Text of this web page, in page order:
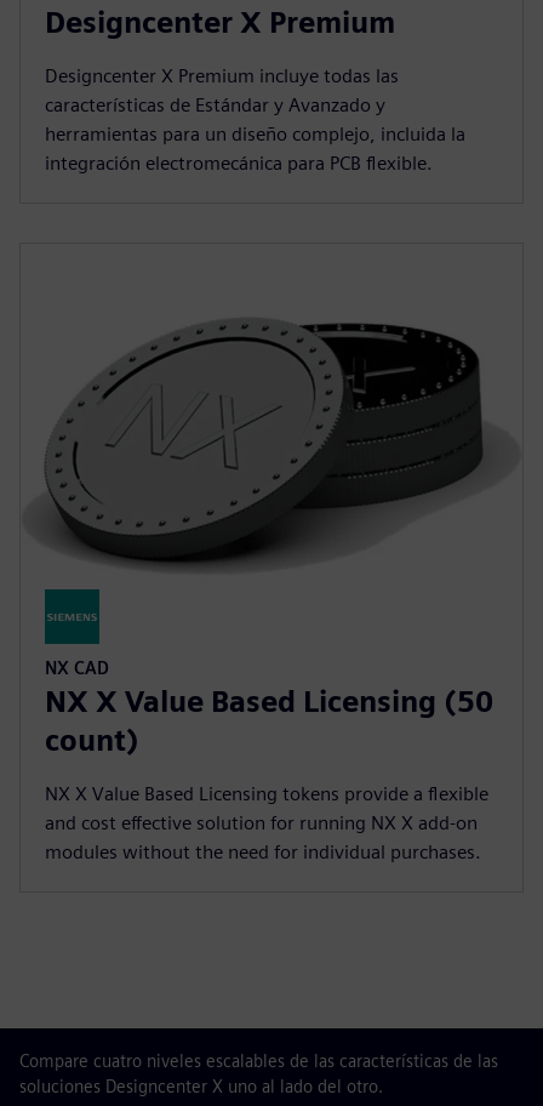
Designcenter X Premium
Designcenter X Premium incluye todas las
características de Estándar y Avanzado y
herramientas para un diseño complejo, incluida la
integración electromecánica para PCB flexible.
NX CAD
NX X Value Based Licensing (50
count)
NX X Value Based Licensing tokens provide a flexible
and cost effective solution for running NX X add-on
modules without the need for individual purchases.
Compare cuatro niveles escalables de las características de las
soluciones Designcenter X uno al lado del otro.